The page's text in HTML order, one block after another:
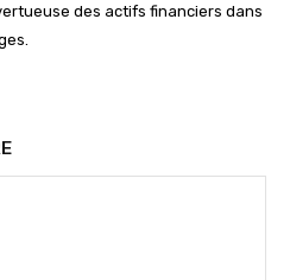
des actifs financiers dans